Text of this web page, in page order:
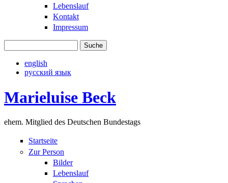
Lebenslauf
Kontakt
Impressum
english
русский язык
Marieluise Beck
ehem. Mitglied des Deutschen Bundestags
Startseite
Zur Person
Bilder
Lebenslauf